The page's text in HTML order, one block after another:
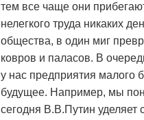
тем все чаще они
нелегкого труда никаких
общества, в один миг
ковров и паласов. В
у нас предприятия малого
будущее. Например, мы
сегодня В.В.Путин уделяет